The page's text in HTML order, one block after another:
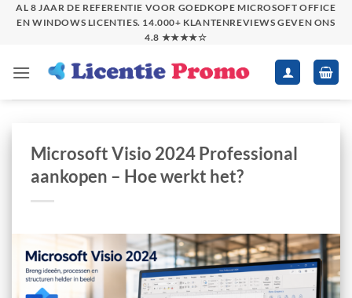
SkipAL 8 JAAR DE REFERENTIE VOOR GOEDKOPE MICROSOFT OFFICE
EN WINDOWS LICENTIES. 14.000+ KLANTENREVIEWS GEVEN ONS
4.8 ★★★★☆
Microsoft Visio 2024 Professional
aankopen – Hoe werkt het?